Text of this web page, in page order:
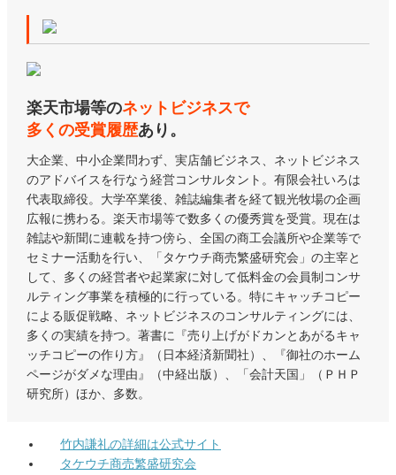
楽天市場等のネットビジネスで
多くの受賞履歴あり。
大企業、中小企業問わず、実店舗ビジネス、ネットビジネス
のアドバイスを行なう経営コンサルタント。有限会社いろは
代表取締役。大学卒業後、雑誌編集者を経て観光牧場の企画
広報に携わる。楽天市場等で数多くの優秀賞を受賞。現在は
雑誌や新聞に連載を持つ傍ら、全国の商工会議所や企業等で
セミナー活動を行い、「タケウチ商売繁盛研究会」の主宰と
して、多くの経営者や起業家に対して低料金の会員制コンサ
ルティング事業を積極的に行っている。特にキャッチコピー
による販促戦略、ネットビジネスのコンサルティングには、
多くの実績を持つ。著書に『売り上げがドカンとあがるキャ
ッチコピーの作り方』（日本経済新聞社）、『御社のホーム
ページがダメな理由』（中経出版）、「会計天国」（ＰＨＰ
研究所）ほか、多数。
竹内謙礼の詳細は公式サイト
タケウチ商売繁盛研究会